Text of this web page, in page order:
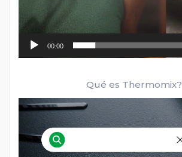
00:00
Qué es Thermomix?
Reproductor